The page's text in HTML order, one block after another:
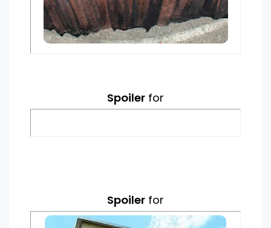
Spoiler for
Spoiler for